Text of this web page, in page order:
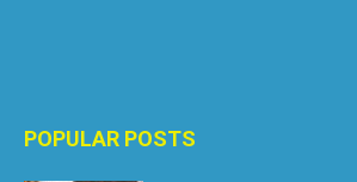
POPULAR POSTS